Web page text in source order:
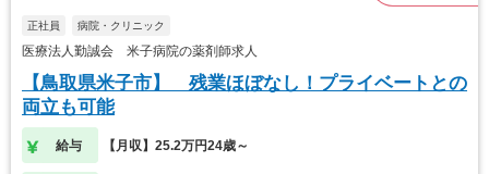
正社員 病院・クリニック
医療法人勤誠会 米子病院の薬剤師求人
【鳥取県米子市】 残業ほぼなし！プライベートとの
両立も可能
給与 【月収】25.2万円24歳～